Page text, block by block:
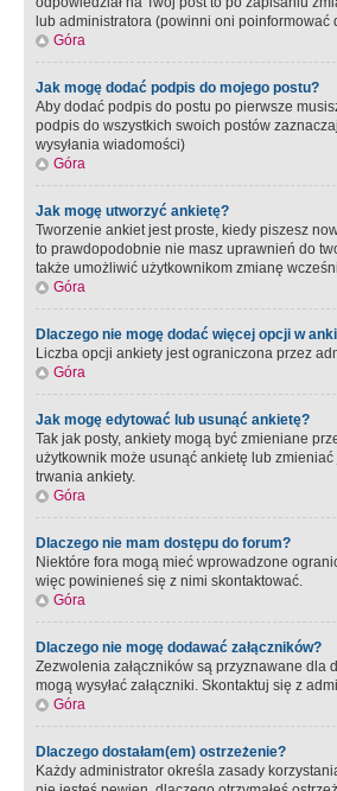
lub administratora (powinni oni
Góra
Jak mogę dodać podpis do mojego postu?
Aby dodać podpis do postu po pierwsze
podpis do wszystkich swoich postów
wysyłania wiadomości)
Góra
Jak mogę utworzyć ankietę?
Tworzenie ankiet jest proste, kiedy piszesz
to prawdopodobnie nie masz uprawnień do
także umożliwić użytkownikom zmianę
Góra
Dlaczego nie mogę dodać więcej opcji w
Liczba opcji ankiety jest ograniczona przez
Góra
Jak mogę edytować lub usunąć ankietę?
Tak jak posty, ankiety mogą być zmieniane
użytkownik może usunąć ankietę lub
trwania ankiety.
Góra
Dlaczego nie mam dostępu do forum?
Niektóre fora mogą mieć wprowadzone
więc powinieneś się z nimi skontaktować.
Góra
Dlaczego nie mogę dodawać załączników?
Zezwolenia załączników są przyznawane dla
mogą wysyłać załączniki. Skontaktuj się z
Góra
Dlaczego dostałam(em) ostrzeżenie?
Każdy administrator określa zasady